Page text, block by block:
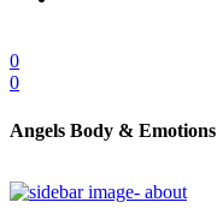
0
0
Angels Body & Emotions